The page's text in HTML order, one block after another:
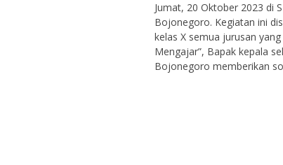
Jumat, 20 Oktober 2023 di
Bojonegoro. Kegiatan ini
kelas X semua jurusan
Mengajar”, Bapak kepala
Bojonegoro memberikan